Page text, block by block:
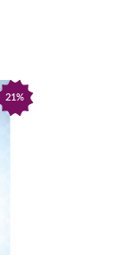
21%